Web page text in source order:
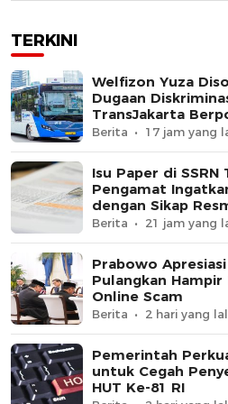
TERKINI
Welfizon Yuza
Dugaan
TransJakarta
Berita 17 jam yang
Isu Paper di
Pengamat
dengan Sikap
Berita 21 jam yang
Prabowo
Pulangkan Hampir
Online Scam
Berita 2 hari yang
Pemerintah
untuk Cegah
HUT Ke-81 RI